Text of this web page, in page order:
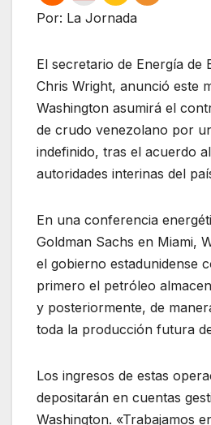
Por: La Jornada
El secretario de Energía de
Chris Wright, anunció este
Washington asumirá el
de crudo venezolano por
indefinido, tras el acuerdo
autoridades interinas del
En una conferencia
Goldman Sachs en Miami,
el gobierno estadunidense
primero el petróleo
y posteriormente, de
toda la producción futura
Los ingresos de estas
depositarán en cuentas
Washington. «Trabajamos